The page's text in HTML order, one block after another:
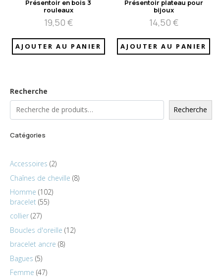
Présentoir en bois 3
rouleaux
19,50 €
AJOUTER AU PANIER
Présentoir plateau pour
bijoux
14,50 €
AJOUTER AU PANIER
Recherche
Recherche
Catégories
Accessoires 2
Chaînes de cheville 8
Homme 102
bracelet 55
collier 27
Boucles d'oreille 12
bracelet ancre 8
Bagues 5
Femme 47